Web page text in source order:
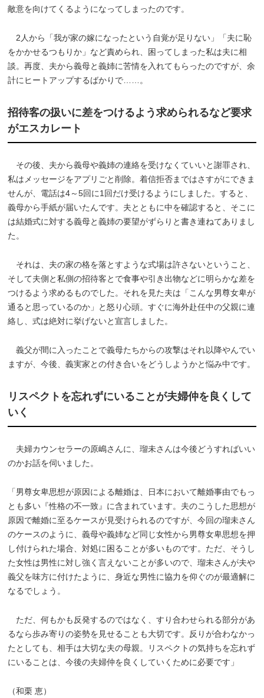
敵意を向けてくるようになってしまったのです。
2人から「我が家の嫁になったという自覚が足りない」「夫に恥
をかかせるつもりか」など責められ、困ってしまった私は夫に相
談。再度、夫から義母と義姉に苦情を入れてもらったのですが、余
計にヒートアップするばかりで……。
招待客の扱いに差をつけるよう求められるなど要求
がエスカレート
その後、夫から義母や義姉の連絡を受けなくていいと謝罪され、
私はメッセージをアプリごと削除。着信拒否まではさすがにできま
せんが、電話は4～5回に1回だけ受けるようにしました。すると、
義母から手紙が届いたんです。夫とともに中を確認すると、そこに
は結婚式に対する義母と義姉の要望がずらりと書き連ねてありまし
た。
それは、夫の家の格を落とすような式場は許さないということ、
そして夫側と私側の招待客とで食事や引き出物などに明らかな差を
つけるよう求めるものでした。それを見た夫は「こんな男尊女卑が
通ると思っているのか」と怒り心頭。すぐに海外赴任中の父親に連
絡し、式は絶対に挙げないと宣言しました。
義父が間に入ったことで義母たちからの攻撃はそれ以降やんでい
ますが、今後、義実家との付き合いをどうしようかと悩み中です。
リスペクトを忘れずにいることが夫婦仲を良くして
いく
夫婦カウンセラーの原嶋さんに、瑠未さんは今後どうすればいい
のかお話を伺いました。
「男尊女卑思想が原因による離婚は、日本において離婚事由でもっ
とも多い『性格の不一致』に含まれています。夫のこうした思想が
原因で離婚に至るケースが見受けられるのですが、今回の瑠未さん
のケースのように、義母や義姉など同じ女性から男尊女卑思想を押
し付けられた場合、対処に困ることが多いものです。ただ、そうし
た女性は男性に対し強く言えないことが多いので、瑠未さんが夫や
義父を味方に付けたように、身近な男性に協力を仰ぐのが最適解に
なるでしょう。
ただ、何もかも反発するのではなく、すり合わせられる部分があ
るなら歩み寄りの姿勢を見せることも大切です。反りが合わなかっ
たとしても、相手は大切な夫の母親。リスペクトの気持ちを忘れず
にいることは、今後の夫婦仲を良くしていくために必要です」
（和栗 恵）